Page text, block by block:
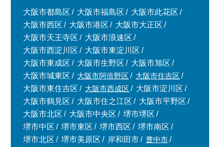
大阪市都島区 大阪市福島区
大阪市此花区
大阪市西区
大阪市港区
大阪市大正区
大阪市天王寺区
大阪市浪速区
大阪市西淀川区
大阪市東淀川区
大阪市東成区
大阪市生野区
大阪市旭区
大阪市城東区
大阪市阿倍野区
大阪市住吉区
大阪市東住吉区
大阪市西成区
大阪市淀川区
大阪市鶴見区
大阪市住之江区
大阪市平野区
大阪市北区
大阪市中央区
堺市堺区
堺市中区
堺市東区 堺市西区
堺市南区
堺市北区
堺市美原区 岸和田市
豊中市